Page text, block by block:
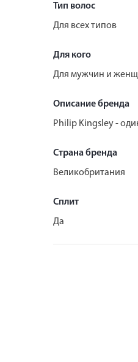
Тип волос
Для всех типов
Для кого
Для мужчин и
Описание бренда
Philip Kingsley -
Страна бренда
Великобритания
Сплит
Да